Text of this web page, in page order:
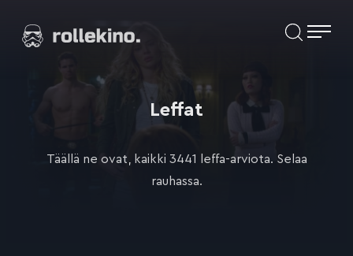
suoraan
Elokuvat ja elokuva-arviot | Rollekino.fi
lopputekstien
Leffat
Täällä ne ovat, kaikki 3441 leffa-arviota. Selaa
rauhassa.